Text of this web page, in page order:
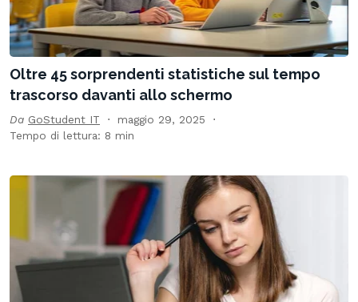
Oltre 45 sorprendenti statistiche sul tempo
trascorso davanti allo schermo
Da GoStudent IT
maggio 29, 2025
Tempo di lettura: 8 min